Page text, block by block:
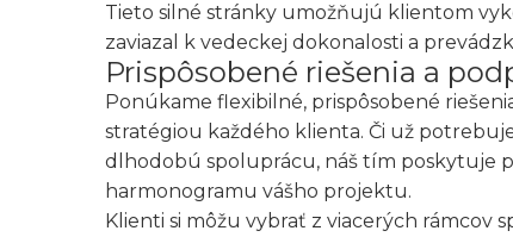
Tieto silné stránky umožňujú klientom
zaviazal k vedeckej dokonalosti a
Prispôsobené riešenia a
Ponúkame flexibilné, prispôsobené
stratégiou každého klienta. Či už
dlhodobú spoluprácu, náš tím poskytuje
harmonogramu vášho projektu.
Klienti si môžu vybrať z viacerých rámcov